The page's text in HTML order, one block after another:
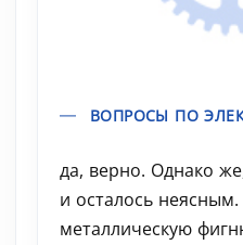
ВОПРОСЫ ПО
да, верно. Однако
и осталось
металлическую